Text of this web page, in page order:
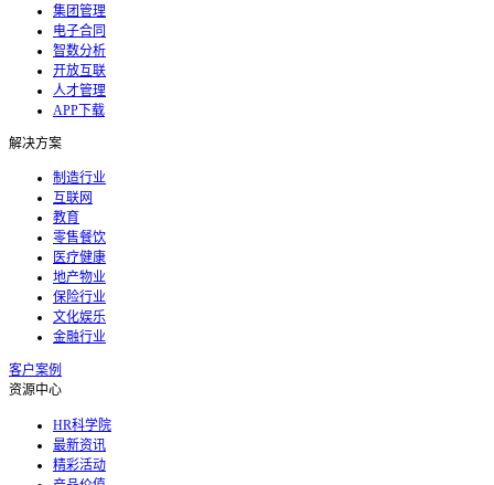
集团管理
电子合同
智数分析
开放互联
人才管理
APP下载
解决方案
制造行业
互联网
教育
零售餐饮
医疗健康
地产物业
保险行业
文化娱乐
金融行业
客户案例
资源中心
HR科学院
最新资讯
精彩活动